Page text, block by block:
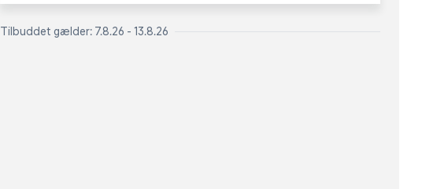
Tilbuddet gælder: 7.8.26 - 13.8.26